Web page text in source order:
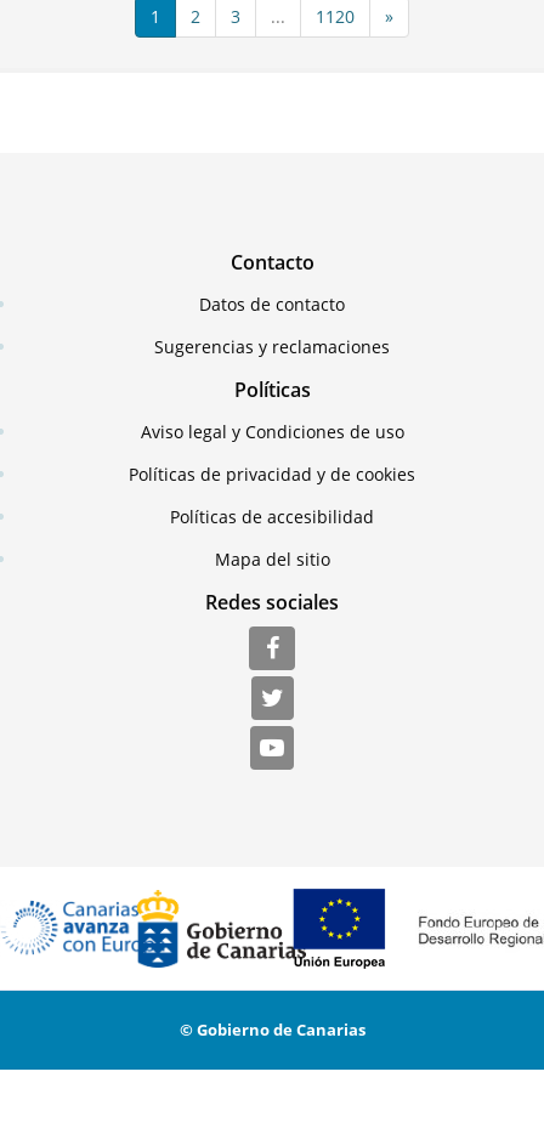
1 2 3 ... 1120 »
Contacto
Datos de contacto
Sugerencias y reclamaciones
Políticas
Aviso legal y Condiciones de uso
Políticas de privacidad y de cookies
Políticas de accesibilidad
Mapa del sitio
Redes sociales
© Gobierno de Canarias